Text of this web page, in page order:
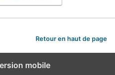
Retour en haut de page
mobile